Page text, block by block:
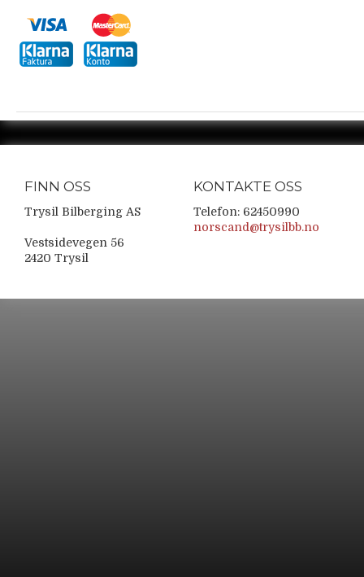
FINN OSS
Trysil Bilberging AS
Vestsidevegen 56
2420 Trysil
KONTAKTE OSS
Telefon: 62450990
norscand@trysilbb.no